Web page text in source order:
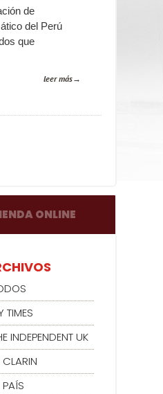
de
del Perú
que
leer más
ONLINE
TIMES
INDEPENDENT UK
CLARIN
PAÍS